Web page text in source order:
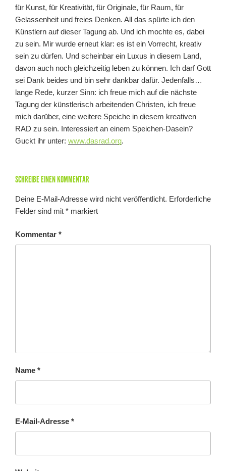
für Kunst, für Kreativität, für Originale, für Raum, für
Gelassenheit und freies Denken. All das spürte ich den
Künstlern auf dieser Tagung ab. Und ich mochte es, dabei
zu sein. Mir wurde erneut klar: es ist ein Vorrecht, kreativ
sein zu dürfen. Und scheinbar ein Luxus in diesem Land,
davon auch noch gleichzeitig leben zu können. Ich darf Gott
sei Dank beides und bin sehr dankbar dafür. Jedenfalls…
lange Rede, kurzer Sinn: ich freue mich auf die nächste
Tagung der künstlerisch arbeitenden Christen, ich freue
mich darüber, eine weitere Speiche in diesem kreativen
RAD zu sein. Interessiert an einem Speichen-Dasein?
Guckt ihr unter: www.dasrad.org.
SCHREIBE EINEN KOMMENTAR
Deine E-Mail-Adresse wird nicht veröffentlicht. Erforderliche
Felder sind mit * markiert
Kommentar *
Name *
E-Mail-Adresse *